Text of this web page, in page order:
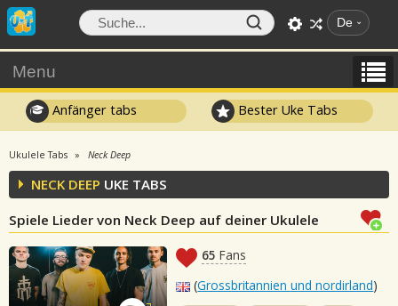
De
Menu
Anfänger tabs Bester Uke Tabs
Ukulele Tabs Neck Deep
NECK DEEP UKE TABS
Spiele Lieder von Neck Deep auf deiner Ukulele
65 Fans
(Grossbritannien und nordirland)